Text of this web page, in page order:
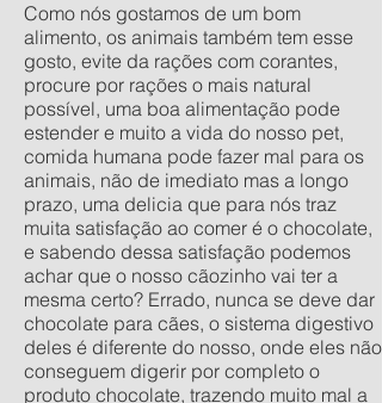
Como nós gostamos de um bom
alimento, os animais também tem esse
gosto, evite da rações com corantes,
procure por rações o mais natural
possível, uma boa alimentação pode
estender e muito a vida do nosso pet,
comida humana pode fazer mal para os
animais, não de imediato mas a longo
prazo, uma delicia que para nós traz
muita satisfação ao comer é o chocolate,
e sabendo dessa satisfação podemos
achar que o nosso cãozinho vai ter a
mesma certo? Errado, nunca se deve dar
chocolate para cães, o sistema digestivo
deles é diferente do nosso, onde eles não
conseguem digerir por completo o
produto chocolate, trazendo muito mal a